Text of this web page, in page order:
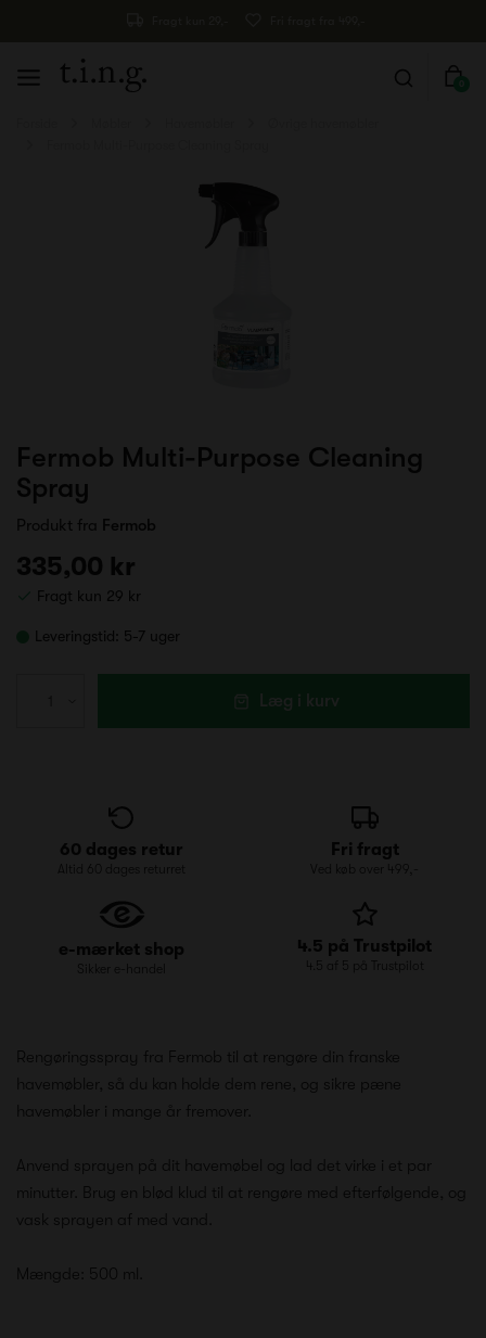
0
Fermob Multi-Purpose Cleaning
Spray
Produkt fra Fermob
335,00 kr
Fragt kun 29 kr
Leveringstid: 5-7 uger
Læg i kurv
60 dages retur
Altid 60 dages returret
Fri fragt
Ved køb over 499,-
e-mærket shop
Sikker e-handel
4.5 på Trustpilot
4.5 af 5 på Trustpilot
Rengøringsspray fra Fermob til at rengøre din franske
havemøbler, så du kan holde dem rene, og sikre pæne
havemøbler i mange år fremover.
Anvend sprayen på dit havemøbel og lad det virke i et par
minutter. Brug en blød klud til at rengøre med efterfølgende, og
vask sprayen af med vand.
Mængde: 500 ml.